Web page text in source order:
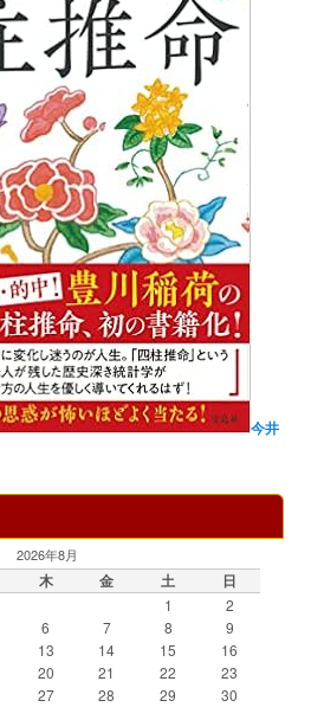
今井
2026年8月
木 金 土 日
1
2
6 7 8
9
13 14 15
16
20 21 22
23
27 28 29
30